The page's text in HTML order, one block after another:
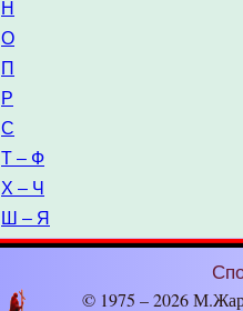
Н
О
П
Р
С
Т – Ф
Х – Ч
Ш – Я
© 1975 – 2026